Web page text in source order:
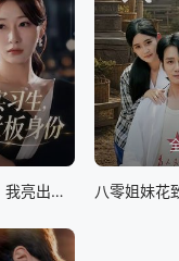
嫌我是实习生，我亮出老板身份